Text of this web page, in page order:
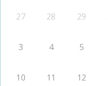
27 28 29
3 4 5
10 11 12